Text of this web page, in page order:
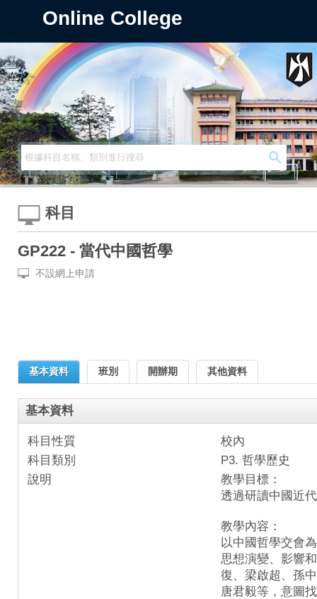
Online College
科目
GP222 - 當代中國哲學
不設網上申請
基本資料 班別 開辦期 其他資料
基本資料
科目性質
校內
科目類別
P3. 哲學歷史
說明
教學目標：
透過研讀中國近
教學內容：
以中國哲學交會
思想演變、影響
復、梁啟超、孫
唐君毅等，意圖